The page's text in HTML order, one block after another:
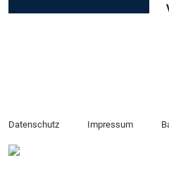
Datenschutz Impressum